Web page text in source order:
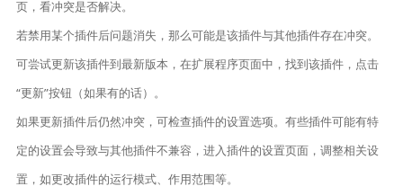
页，看冲突是否解决。
若禁用某个插件后问题消失，那么可能是该插件与其他插件存在冲突。
可尝试更新该插件到最新版本，在扩展程序页面中，找到该插件，点击
“更新”按钮（如果有的话）。
如果更新插件后仍然冲突，可检查插件的设置选项。有些插件可能有特
定的设置会导致与其他插件不兼容，进入插件的设置页面，调整相关设
置，如更改插件的运行模式、作用范围等。